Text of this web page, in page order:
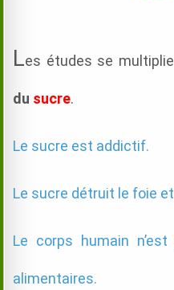
Les études se
du sucre.
Le sucre est addictif.
Le sucre détruit le foie
Le corps humain
alimentaires.